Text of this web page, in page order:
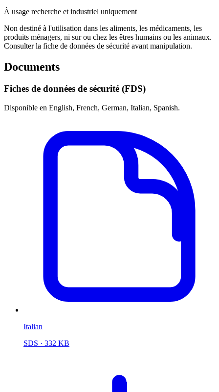
À usage recherche et industriel uniquement
Non destiné à l'utilisation dans les aliments, les médicaments, les
produits ménagers, ni sur ou chez les êtres humains ou les animaux.
Consulter la fiche de données de sécurité avant manipulation.
Documents
Fiches de données de sécurité (FDS)
Disponible en English, French, German, Italian, Spanish.
Italian
SDS · 332 KB